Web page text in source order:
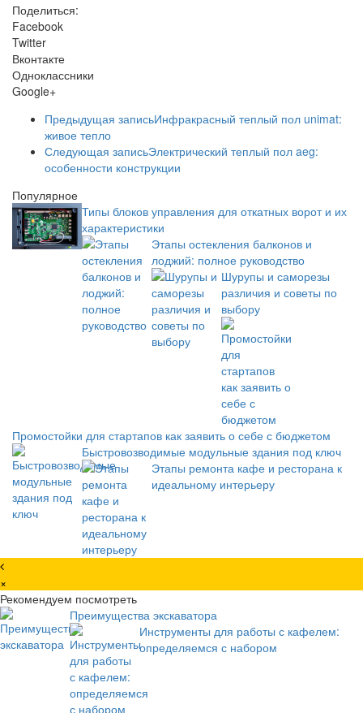
Поделиться:
Facebook
Twitter
Вконтакте
Одноклассники
Google+
Предыдущая записьИнфракрасный теплый пол unimat:
живое тепло
Следующая записьЭлектрический теплый пол aeg:
особенности конструкции
Популярное
Типы блоков управления для откатных ворот и их
характеристики
Этапы остекления балконов и
лоджий: полное руководство
Шурупы и саморезы
различия и советы по
выбору
Промостойки для стартапов как заявить о себе с бюджетом
Быстровозводимые модульные здания под ключ
Этапы ремонта кафе и ресторана к
идеальному интерьеру
×
Рекомендуем посмотреть
Преимущества экскаватора
Инструменты для работы с кафелем:
определяемся с набором